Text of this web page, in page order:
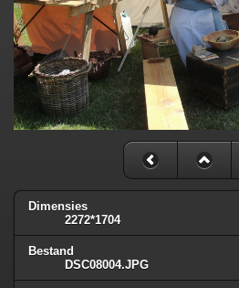
Dimensies
2272*1704
Bestand
DSC08004.JPG